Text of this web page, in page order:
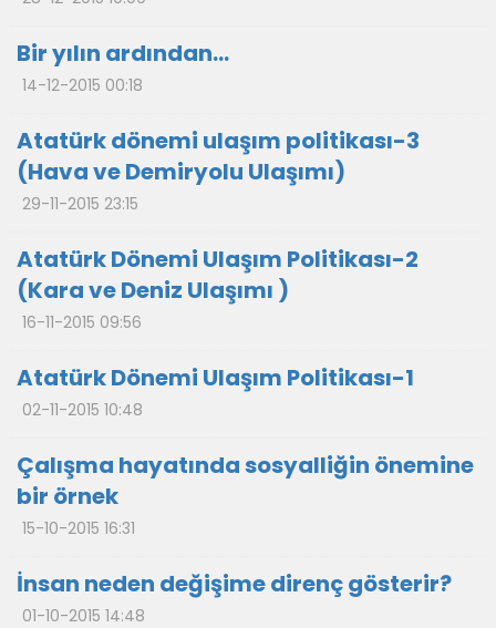
Bir yılın ardından…
14-12-2015 00:18
Atatürk dönemi ulaşım politikası-3
(Hava ve Demiryolu Ulaşımı)
29-11-2015 23:15
Atatürk Dönemi Ulaşım Politikası-2
(Kara ve Deniz Ulaşımı )
16-11-2015 09:56
Atatürk Dönemi Ulaşım Politikası-1
02-11-2015 10:48
Çalışma hayatında sosyalliğin önemine
bir örnek
15-10-2015 16:31
İnsan neden değişime direnç gösterir?
01-10-2015 14:48